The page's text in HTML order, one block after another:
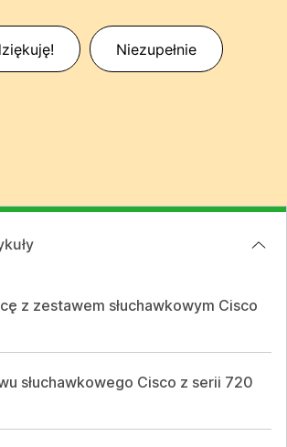
Niezupełnie
z zestawem słuchawkowym Cisco
słuchawkowego Cisco z serii 720